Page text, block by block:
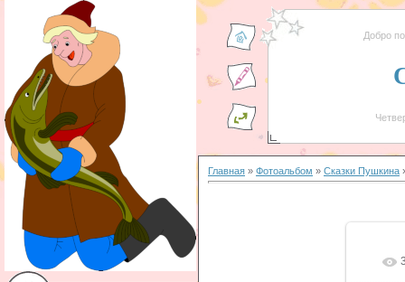
Добро
Главная » Фотоальбом » Сказки Пушкина